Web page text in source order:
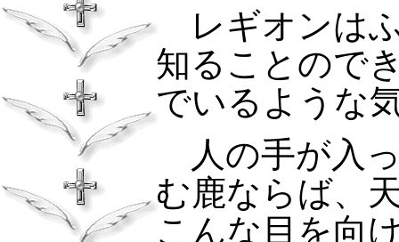
レギオンは
知ることので
でいるような
人の手が入
む鹿ならば、
こんな目を向